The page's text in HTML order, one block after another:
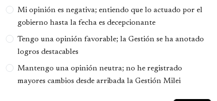
Opciones
Mi opinión es negativa; entiendo que lo actuado por el
gobierno hasta la fecha es decepcionante
Tengo una opinión favorable; la Gestión se ha anotado
logros destacables
Mantengo una opinión neutra; no he registrado
mayores cambios desde arribada la Gestión Milei